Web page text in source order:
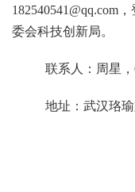
182540541@qq.com
委会科技创新局。
联系人：周星，
地址：武汉珞